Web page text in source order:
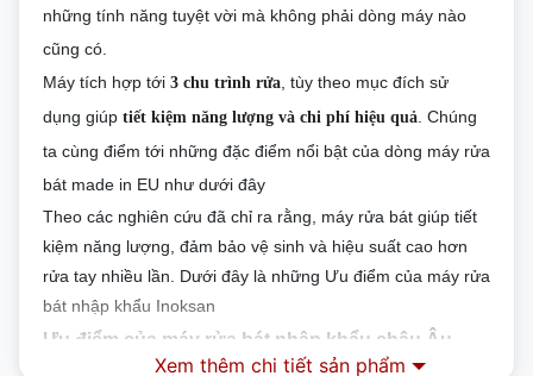
những tính năng tuyệt vời mà không phải dòng máy nào
cũng có.
Máy tích hợp tới 3 chu trình rửa , tùy theo mục đích sử
dụng giúp tiết kiệm năng lượng và chi phí hiệu quả . Chúng
ta cùng điểm tới những đặc điểm nổi bật của dòng máy rửa
bát made in EU như dưới đây
Theo các nghiên cứu đã chỉ ra rằng, máy rửa bát giúp tiết
kiệm năng lượng, đảm bảo vệ sinh và hiệu suất cao hơn
rửa tay nhiều lần. Dưới đây là những Ưu điểm của máy rửa
bát nhập khẩu Inoksan
Ưu điểm của máy rửa bát nhập khẩu châu Âu
Xem thêm chi tiết sản phẩm